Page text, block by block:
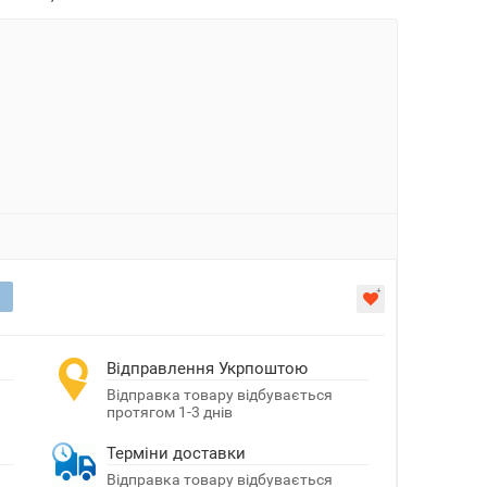
Відправлення Укрпоштою
Відправка товару відбувається
протягом 1-3 днів
Терміни доставки
Відправка товару відбувається